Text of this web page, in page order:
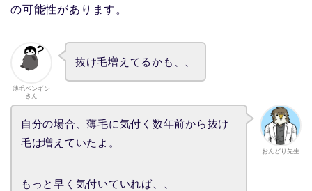
の可能性があります。
薄毛ペンギン
さん
抜け毛増えてるかも、、
おんどり先生
自分の場合、薄毛に気付く数年前から抜け
毛は増えていたよ。
もっと早く気付いていれば、、